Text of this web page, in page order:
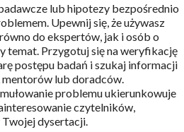
lub hipotezy bezpośrednio
Upewnij się, że używasz
do ekspertów, jak i osób o
temat. Przygotuj się na weryfikację
postępu badań i szukaj informacji
lub doradców.
problemu ukierunkowuje
czytelników,
dysertacji.